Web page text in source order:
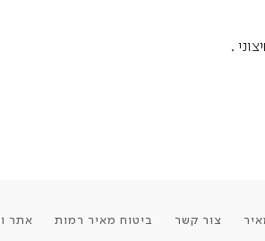
.
צור קשר ביטוח מאיר רמות אתר